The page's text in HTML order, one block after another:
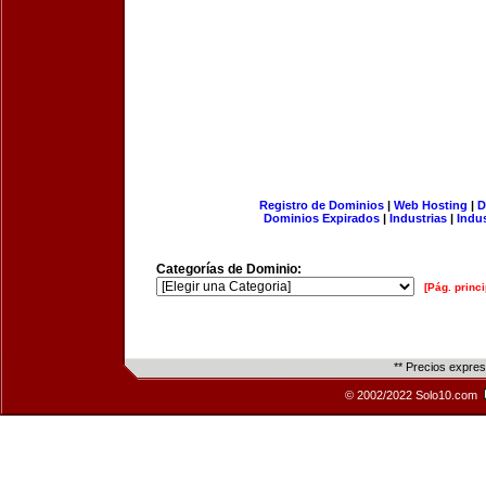
Registro de Dominios| Web Hosting |
Dominios Expirados | Industrias |
Categorías de Dominio:
[Pág.
** Precios
© 2002/2022 Solo10.com